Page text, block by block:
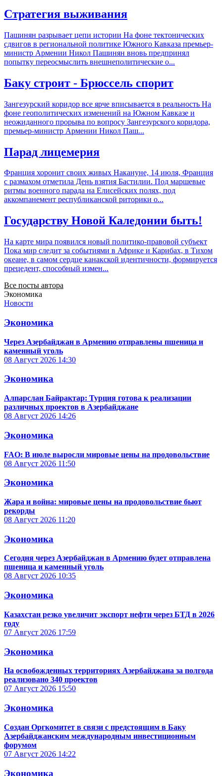
Стратегия выживания
Пашинян разрывает цепи истории На фоне тектонических
сдвигов в региональной политике Южного Кавказа премьер-
министр Армении Никол Пашинян вновь предпринял
попытку переосмыслить внешнеполитические о...
Баку строит - Брюссель спорит
Зангезурский коридор все ярче вписывается в реальность На
фоне геополитических изменений на Южном Кавказе и
неожиданного прорыва по вопросу Зангезурского коридора,
премьер-министр Армении Никол Паш...
Парад лицемерия
Франция хоронит своих живых Накануне, 14 июля, Франция
с размахом отметила День взятия Бастилии. Под маршевые
ритмы военного парада на Елисейских полях, под
аккомпанемент республиканской риторики о...
Государству Новой Каледонии быть!
На карте мира появился новый политико-правовой субъект
Пока мир следит за событиями в Африке и Карибах, в Тихом
океане, в самом сердце канакской идентичности, формируется
прецедент, способный измен...
Все посты автора
Экономика
Новости
Экономика
Через Азербайджан в Армению отправлены пшеница и
каменный уголь
08 Август 2026 14:30
Экономика
Алпарслан Байрактар: Турция готова к реализации
различных проектов в Азербайджане
08 Август 2026 14:26
Экономика
FAO: В июле выросли мировые цены на продовольствие
08 Август 2026 11:50
Экономика
Жара и война: мировые цены на продовольствие бьют
рекорды
08 Август 2026 11:20
Экономика
Сегодня через Азербайджан в Армению будет отправлена
пшеница и каменный уголь
08 Август 2026 10:35
Экономика
Казахстан резко увеличит экспорт нефти через БТД в 2026
году
07 Август 2026 17:59
Экономика
На освобожденных территориях Азербайджана за полгода
реализовано 340 проектов
07 Август 2026 15:50
Экономика
Создан Оргкомитет в связи с предстоящим в Баку
Азербайджанским международным инвестиционным
форумом
07 Август 2026 14:22
Экономика